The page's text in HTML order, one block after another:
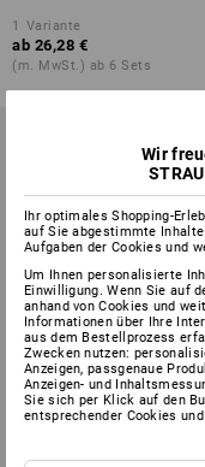
1 Variante
ab 26,28 €
(m. MwSt.) ab 6 Sets
Wir
Ihr optimales Shopping-
auf Sie abgestimmte
Aufgaben der Cookies und
Um Ihnen personalisierte
Einwilligung. Wenn Sie auf
anhand von Cookies und
Informationen über Ihre
aus dem Bestellprozess
Zwecken nutzen:
Anzeigen, passgenaue
Anzeigen- und
Sie sich per Klick auf den
entsprechender Cookies